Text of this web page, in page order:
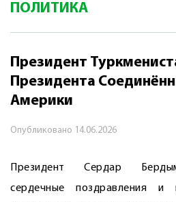
ПОЛИТИКА
Президент
Президента
Америки
Опубликовано 14.06.2026
Президент Сердар
сердечные поздравления и